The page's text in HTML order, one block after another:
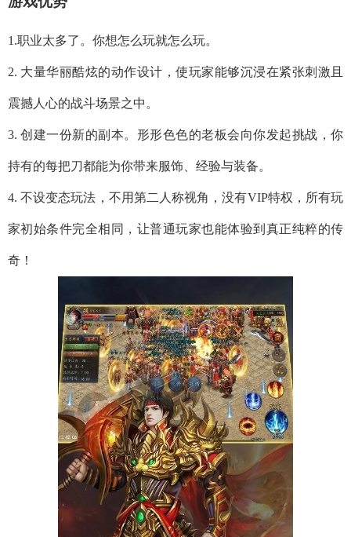
1.职业太多了。你想怎么玩就怎么玩。
2. 大量华丽酷炫的动作设计，使玩家能够沉浸在紧张刺激且
震撼人心的战斗场景之中。
3. 创建一份新的副本。形形色色的老板会向你发起挑战，你
持有的每把刀都能为你带来服饰、经验与装备。
4. 不设变态玩法，不用第二人称视角，没有VIP特权，所有玩
家初始条件完全相同，让普通玩家也能体验到真正纯粹的传
奇！